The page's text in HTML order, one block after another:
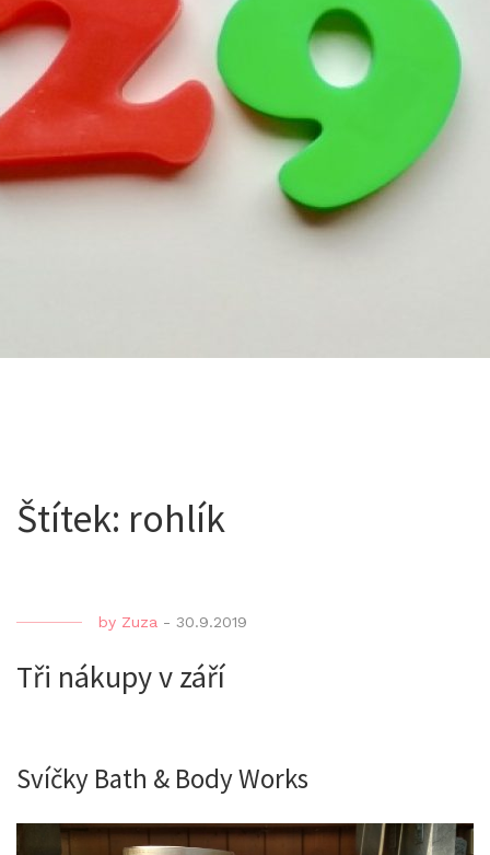
Štítek: rohlík
by Zuza - 30.9.2019
Tři nákupy v září
Svíčky Bath & Body Works